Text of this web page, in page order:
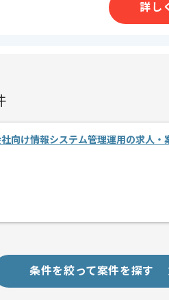
韓国語を用いた実務経験を活かしたい
詳し
社向け情報システム管理運用の求人・
条件を絞って案件を探す